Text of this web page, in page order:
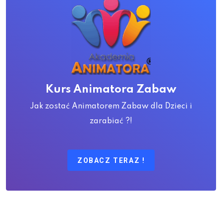
Kurs Animatora Zabaw
Jak zostać Animatorem Zabaw dla Dzieci i
zarabiać ?!
ZOBACZ TERAZ !